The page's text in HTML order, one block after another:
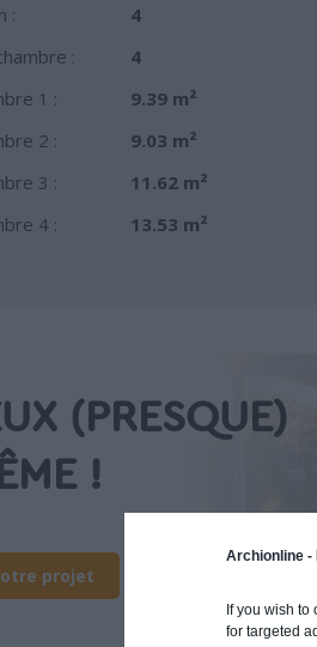
Archionline -
If you wish to
for targeted
:
4
:
4
1 :
9.39 m²
2 :
9.03 m²
3 :
11.62 m²
4 :
13.53 m²
(PRESQUE)
!
projet